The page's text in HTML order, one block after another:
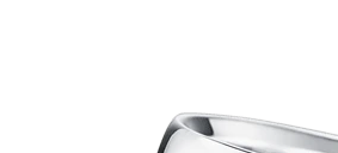
サービス